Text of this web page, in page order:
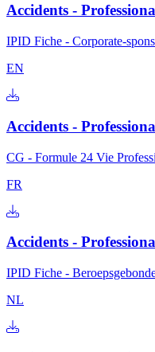
Accidents -
IPID Fiche - Corporate-
EN
Accidents -
CG - Formule 24 Vie
FR
Accidents -
IPID Fiche -
NL